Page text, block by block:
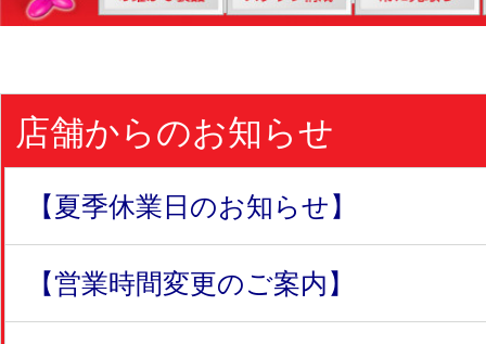
店舗からのお知らせ
【夏季休業日のお知らせ】
【営業時間変更のご案内】